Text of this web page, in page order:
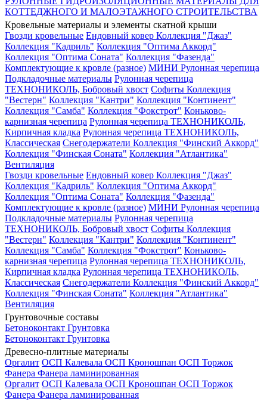
КОТТЕДЖНОГО И МАЛОЭТАЖНОГО СТРОИТЕЛЬСТВА
Кровельные материалы и элементы скатной крыши
Гвозди кровельные Ендовный ковер Коллекция "Джаз"
Коллекция "Кадриль" Коллекция "Оптима Аккорд"
Коллекция "Оптима Соната" Коллекция "Фазенда"
Комплектующие к кровле (разное) МИНИ Рулонная черепица
Подкладочные материалы Рулонная черепица
ТЕХНОНИКОЛЬ, Бобровый хвост Софиты Коллекция
"Вестерн" Коллекция "Кантри" Коллекция "Континент"
Коллекция "Самба" Коллекция "Фокстрот" Коньково-
карнизная черепица Рулонная черепица ТЕХНОНИКОЛЬ,
Кирпичная кладка Рулонная черепица ТЕХНОНИКОЛЬ,
Классическая Снегодержатели Коллекция "Финский Аккорд"
Коллекция "Финская Соната" Коллекция "Атлантика"
Вентиляция
Гвозди кровельные Ендовный ковер Коллекция "Джаз"
Коллекция "Кадриль" Коллекция "Оптима Аккорд"
Коллекция "Оптима Соната" Коллекция "Фазенда"
Комплектующие к кровле (разное) МИНИ Рулонная черепица
Подкладочные материалы Рулонная черепица
ТЕХНОНИКОЛЬ, Бобровый хвост Софиты Коллекция
"Вестерн" Коллекция "Кантри" Коллекция "Континент"
Коллекция "Самба" Коллекция "Фокстрот" Коньково-
карнизная черепица Рулонная черепица ТЕХНОНИКОЛЬ,
Кирпичная кладка Рулонная черепица ТЕХНОНИКОЛЬ,
Классическая Снегодержатели Коллекция "Финский Аккорд"
Коллекция "Финская Соната" Коллекция "Атлантика"
Вентиляция
Грунтовочные составы
Бетоноконтакт Грунтовка
Бетоноконтакт Грунтовка
Древесно-плитные материалы
Оргалит ОСП Калевала ОСП Кроношпан ОСП Торжок
Фанера Фанера ламинированная
Оргалит ОСП Калевала ОСП Кроношпан ОСП Торжок
Фанера Фанера ламинированная